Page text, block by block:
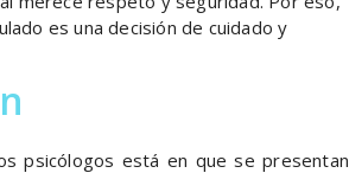
es una decisión de cuidado y
psicólogos está en que se presentan